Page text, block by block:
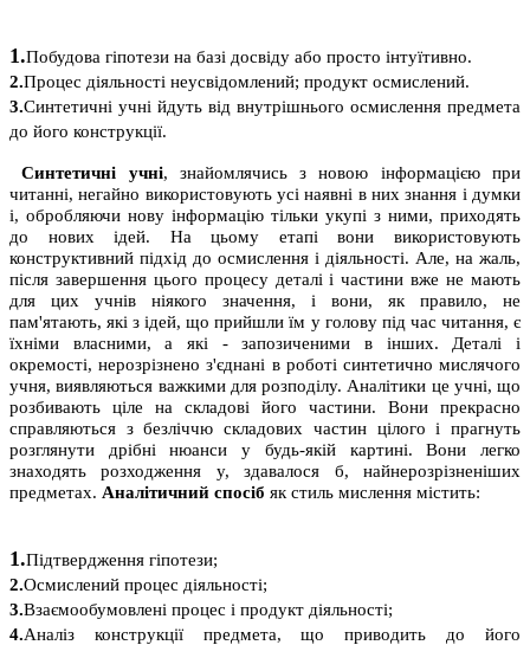
1.Побудова гіпотези на базі досвіду або просто інтуїтивно.
2.Процес діяльності неусвідомлений; продукт осмислений.
3.Синтетичні учні йдуть від внутрішнього осмислення предмета
до його конструкції.
Синтетичні учні, знайомлячись з новою інформацією при
читанні, негайно використовують усі наявні в них знання і думки
і, обробляючи нову інформацію тільки укупі з ними, приходять
до нових ідей. На цьому етапі вони використовують
конструктивний підхід до осмислення і діяльності. Але, на жаль,
після завершення цього процесу деталі і частини вже не мають
для цих учнів ніякого значення, і вони, як правило, не
пам'ятають, які з ідей, що прийшли їм у голову під час читання, є
їхніми власними, а які - запозиченими в інших. Деталі і
окремості, нерозрізнено з'єднані в роботі синтетично мислячого
учня, виявляються важкими для розподілу. Аналітики це учні, що
розбивають ціле на складові його частини. Вони прекрасно
справляються з безліччю складових частин цілого і прагнуть
розглянути дрібні нюанси у будь-якій картині. Вони легко
знаходять розходження у, здавалося б, найнерозрізненіших
предметах. Аналітичний спосіб як стиль мислення містить:
1.Підтвердження гіпотези;
2.Осмислений процес діяльності;
3.Взаємообумовлені процес і продукт діяльності;
4.Аналіз конструкції предмета, що приводить до його